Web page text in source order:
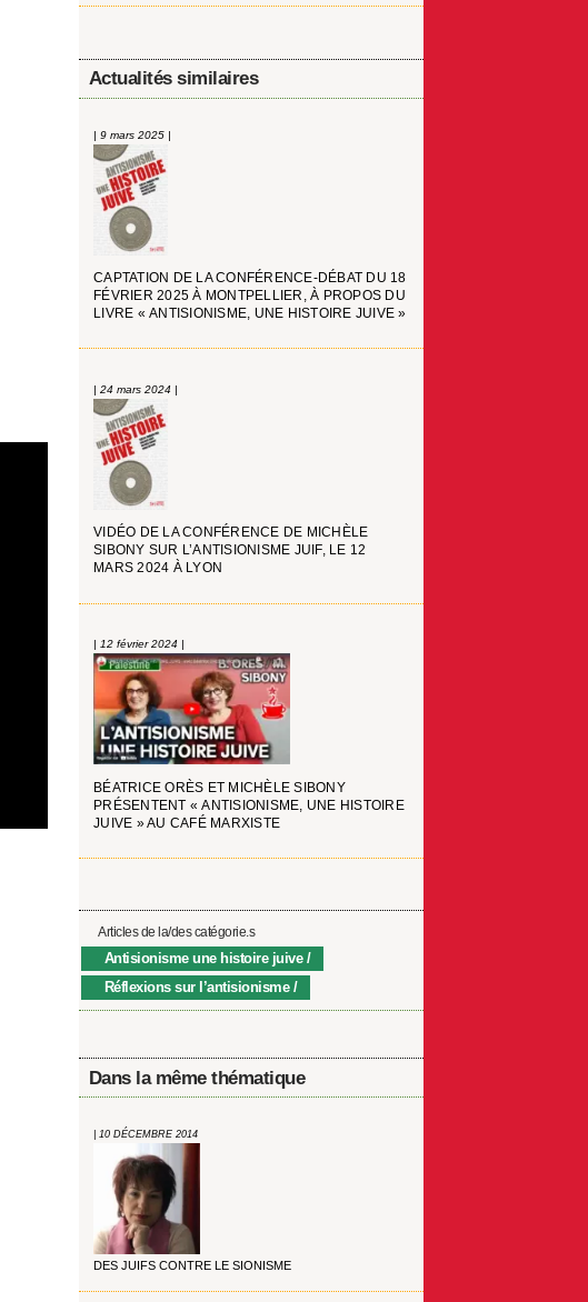
Actualités similaires
| 9 mars 2025 |
CAPTATION DE LA CONFÉRENCE-DÉBAT DU 18
FÉVRIER 2025 À MONTPELLIER, À PROPOS DU
LIVRE « ANTISIONISME, UNE HISTOIRE JUIVE »
| 24 mars 2024 |
VIDÉO DE LA CONFÉRENCE DE MICHÈLE
SIBONY SUR L’ANTISIONISME JUIF, LE 12
MARS 2024 À LYON
| 12 février 2024 |
BÉATRICE ORÈS ET MICHÈLE SIBONY
PRÉSENTENT « ANTISIONISME, UNE HISTOIRE
JUIVE » AU CAFÉ MARXISTE
Articles de la/des catégorie.s
Antisionisme une histoire juive
Réflexions sur l’antisionisme
Dans la même thématique
| 10 DÉCEMBRE 2014
DES JUIFS CONTRE LE SIONISME